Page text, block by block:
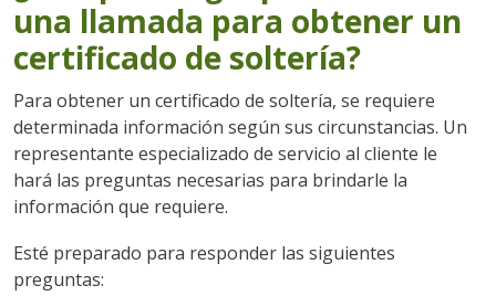
una llamada para obtener un
certificado de soltería?
Para obtener un certificado de soltería, se requiere
determinada información según sus circunstancias. Un
representante especializado de servicio al cliente le
hará las preguntas necesarias para brindarle la
información que requiere.
Esté preparado para responder las siguientes
preguntas: